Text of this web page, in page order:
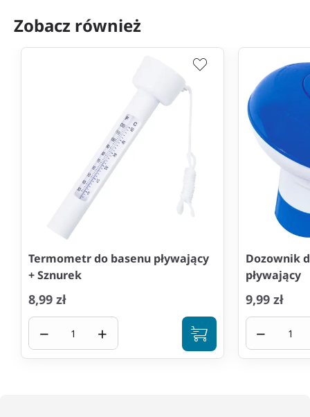
Zobacz również
Termometr do basenu pływający
+ Sznurek
8,99 zł
− +
Dozownik
pływający
9,99 zł
−